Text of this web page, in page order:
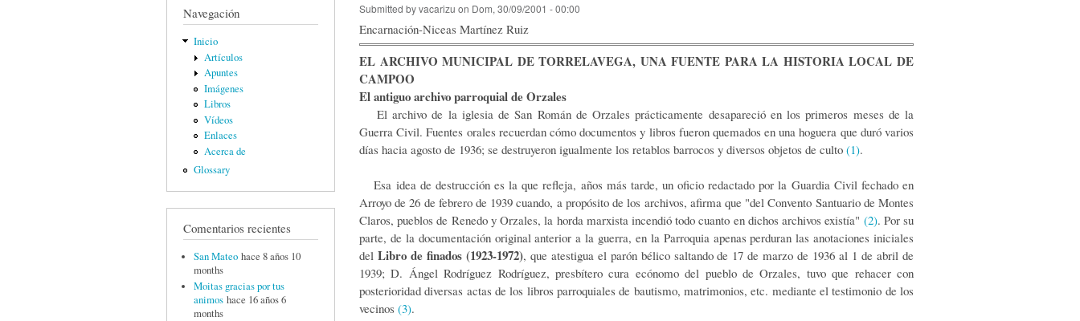
Navegación
Inicio
Artículos
Apuntes
Imágenes
Libros
Vídeos
Enlaces
Acerca de
Glossary
Comentarios recientes
San Mateo hace 8 años 10
months
Moitas gracias por tus
animos hace 16 años 6
months
Submitted byvacarizu on Dom, 30/09/2001 - 00:00
Encarnación-Niceas Martínez Ruiz
EL ARCHIVO MUNICIPAL DE TORRELAVEGA, UNA FUENTE PARA LA HISTORIA LOCAL DE
CAMPOO
El antiguo archivo parroquial de Orzales
El archivo de la iglesia de San Román de Orzales prácticamente desapareció en los primeros meses de la
Guerra Civil. Fuentes orales recuerdan cómo documentos y libros fueron quemados en una hoguera que duró varios
días hacia agosto de 1936; se destruyeron igualmente los retablos barrocos y diversos objetos de culto (1).
Esa idea de destrucción es la que refleja, años más tarde, un oficio redactado por la Guardia Civil fechado en
Arroyo de 26 de febrero de 1939 cuando, a propósito de los archivos, afirma que "del Convento Santuario de Montes
Claros, pueblos de Renedo y Orzales, la horda marxista incendió todo cuanto en dichos archivos existía" (2). Por su
parte, de la documentación original anterior a la guerra, en la Parroquia apenas perduran las anotaciones iniciales
del Libro de finados (1923-1972), que atestigua el parón bélico saltando de 17 de marzo de 1936 al 1 de abril de
1939; D. Ángel Rodríguez Rodríguez, presbítero cura ecónomo del pueblo de Orzales, tuvo que rehacer con
posterioridad diversas actas de los libros parroquiales de bautismo, matrimonios, etc. mediante el testimonio de los
vecinos (3).